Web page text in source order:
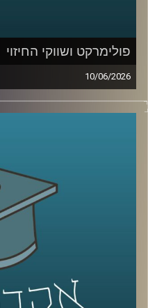
פולימרקט ושווקי החיזוי
10/06/2026
האם ישו יחזור בשנת 2026?
האם תהיה תקיפה באיראן
והאם האנושות תגלה חיים
כל אלה היו הימורים
כן, אנשים ברחבי העולם
מלחמות, פוליטיקה, דת,
ובזמן שרובנו צורכים
שפשוט נכנסים לפולימרקט
הדרך גם מרוויחים כסף.